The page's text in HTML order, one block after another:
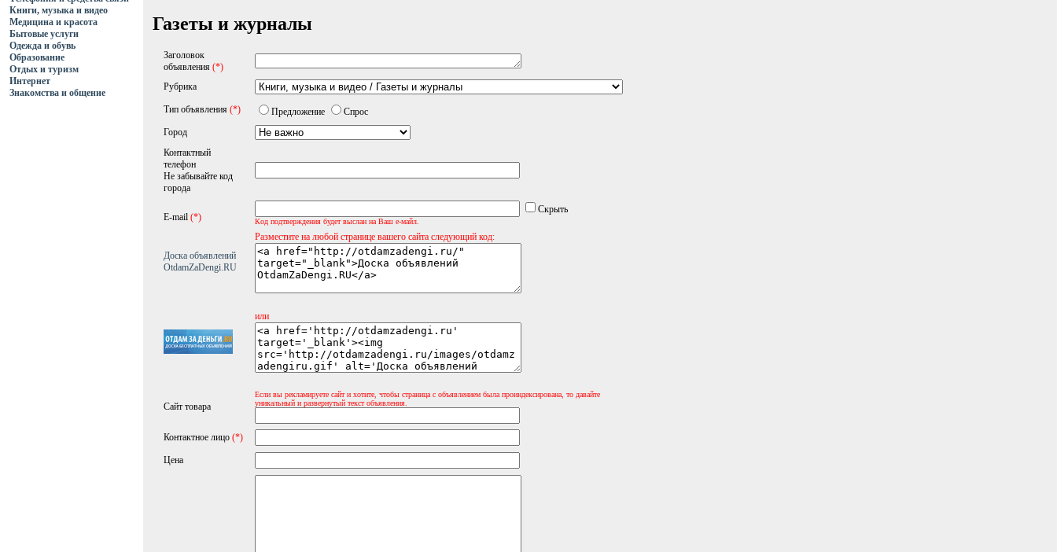
Книги, музыка и видео
Медицина и красота
Бытовые услуги
Одежда и обувь
Образование
Отдых и туризм
Интернет
Знакомства и общение
Газеты и журналы
Заголовок
объявления (*)
Рубрика
Тип объявления (*) Предложение
Спрос
Город
Контактный
телефон
Не забывайте код
города
E-mail (*)
Скрыть
Код подтверждения будет выслан на Ваш е-майл.
Доска объявлений
OtdamZaDengi.RU
Разместите на любой странице вашего сайта следующий код:
или
Сайт товара
Если вы рекламируете сайт и хотите, чтобы страница с объявлением была проиндексирована, то давайте
уникальный и развернутый текст объявления.
Контактное лицо (*)
Цена